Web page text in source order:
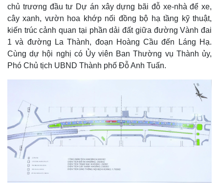
chủ trương đầu tư Dự án xây dựng bãi đỗ xe-nhà để xe,
cây xanh, vườn hoa khớp nối đồng bộ hạ tầng kỹ thuật,
kiến trúc cảnh quan tại phần dải đất giữa đường Vành đai
1 và đường La Thành, đoạn Hoàng Cầu đến Láng Hạ.
Cùng dự hội nghị có Ủy viên Ban Thường vụ Thành ủy,
Phó Chủ tịch UBND Thành phố Đỗ Anh Tuấn.